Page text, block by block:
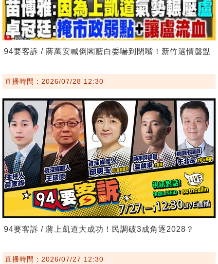
94要客訴 / 蔣萬安喊倒閣藍白委嚇到閉嘴！新竹選情盤點
直播時間：2026/07/28 12:30
94要客訴 / 蔣上凱道大成功！民調破3成角逐2028？
直播時間：2026/07/27 12:30